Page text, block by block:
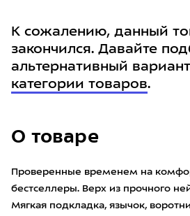
О товаре
Проверенные временем на
бестселлеры. Верх из прочного
Мягкая подкладка, язычок,
К сожалению, данный
закончился. Давайте
альтернативный
категории товаров.